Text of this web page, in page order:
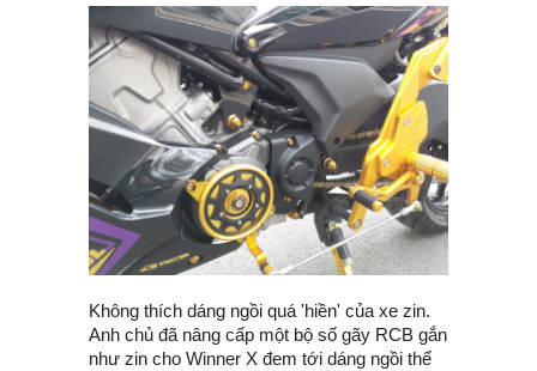
Không thích dáng ngồi quá 'hiền' của xe zin.
Anh chủ đã nâng cấp một bộ số gãy RCB gắn
như zin cho Winner X đem tới dáng ngồi thể